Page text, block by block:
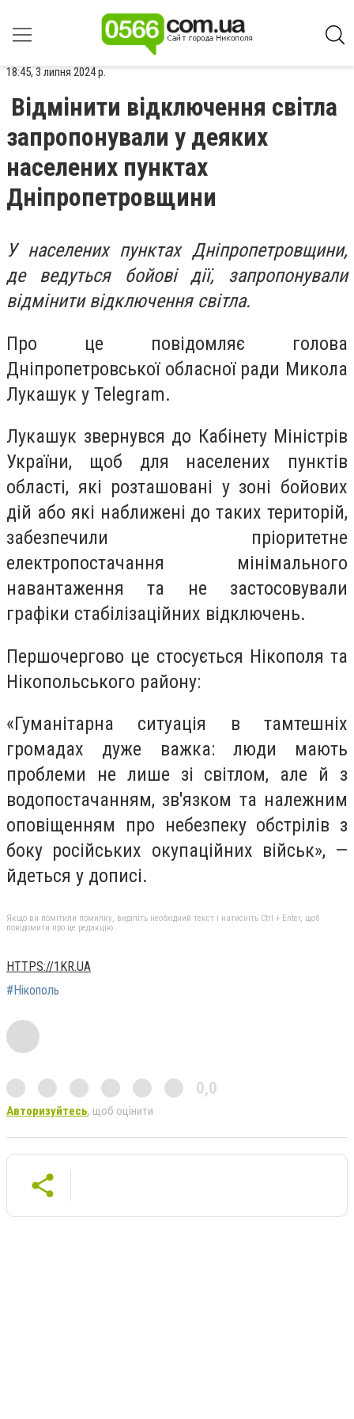
18:45, 3 липня 2024 р.
Відмінити відключення світла
запропонували у деяких
населених пунктах
Дніпропетровщини
У населених пунктах Дніпропетровщини,
де ведуться бойові дії, запропонували
відмінити відключення світла.
Про це повідомляє голова
Дніпропетровської обласної ради Микола
Лукашук у Telegram.
Лукашук звернувся до Кабінету Міністрів
України, щоб для населених пунктів
області, які розташовані у зоні бойових
дій або які наближені до таких територій,
забезпечили пріоритетне
електропостачання мінімального
навантаження та не застосовували
графіки стабілізаційних відключень.
Першочергово це стосується Нікополя та
Нікопольського району:
«Гуманітарна ситуація в тамтешніх
громадах дуже важка: люди мають
проблеми не лише зі світлом, але й з
водопостачанням, зв'язком та належним
оповіщенням про небезпеку обстрілів з
боку російських окупаційних військ», —
йдеться у дописі.
Якщо ви помітили помилку, виділіть необхідний текст і натисніть Ctrl + Enter, щоб
повідомити про це редакцію
HTTPS://1KR.UA
#Нікополь
0,0
Авторизуйтесь, щоб оцінити